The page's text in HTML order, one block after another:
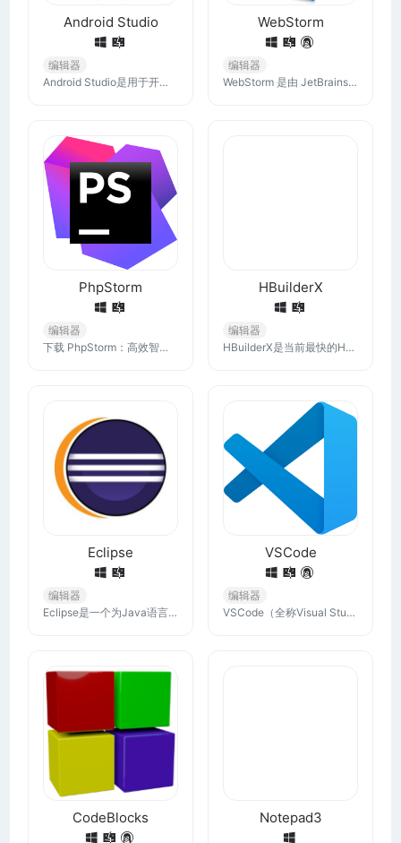
Android Studio
编辑器
Android Studio是用于开发安卓应用的官方集成开发环境 (IDE)，软件开发者可利用 IDE 中的工具为 Android 平台设计、构建、运行和测试软件。
WebStorm
编辑器
WebStorm 是由 JetBrains 公司开发的一款强大的代码编辑器，专为前端开发和网站构建而设计。它支持多种现代前端技术和框架，如 HTML, CSS, JavaScript, TypeScript, Angular, React, Vue.js 等
PhpStorm
编辑器
下载 PhpStorm：高效智能的 PHP IDE. 现在最新版本的 PhpStorm，适用于 Windows、macOS 或 Linux。
HBuilderX
编辑器
HBuilderX是当前最快的HTML开发工具，强大的代码助手帮你快速完成开发，最全的语法库和浏览器兼容性数据让浏览器碎片化不再头痛
Eclipse
编辑器
Eclipse是一个为Java语言开发而设计的集成开发环境（IDE），但通过插件的形式，现在已经支持了广泛的编程语言，它的灵活性和可扩展性使其成为一个强大的开发工具。
VSCode
编辑器
VSCode（全称Visual Studio Code）是一款由微软开发的免费、开源的代码编辑器。它支持多种编程语言，提供了代码高亮、智能代码补全、代码重构、调试工具等功能
CodeBlocks Notepad3